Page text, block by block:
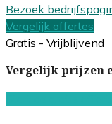
Bezoek
Vergelijk offertes
Gratis - Vrijblijvend
Vergelijk prijzen